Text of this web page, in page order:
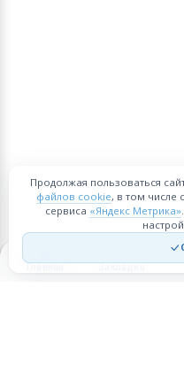
Главная Закладки
Продолжая пользоваться
файлов cookie, в том числе
сервиса «Яндекс Метрика»